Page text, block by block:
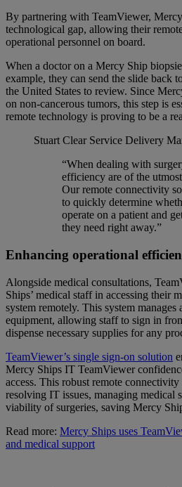
By partnering with TeamViewer,
technological gap, allowing their
operational personnel on board.
When a doctor on a Mercy Ship
example, they can send the slide back
the United States to review. Since
on non-cancerous tumors, this step is
remote technology is proving to be a
Stuart Clear Service Delivery
“When dealing with
efficiency are of the
Our remote connectivity
to quickly determine
operate on a patient and
they need right away.”
Enhancing operational
Alongside medical consultations,
Ships’ medical staff in accessing their
system remotely. This system manages
equipment, allowing staff to sign in
dispense necessary supplies for any
TeamViewer’s single sign-on solution
Mercy Ships IT TeamViewer
access. This robust remote
resolving IT issues, managing medical
viability of surgeries, saving Mercy
Read more: Mercy Ships uses
and medical support